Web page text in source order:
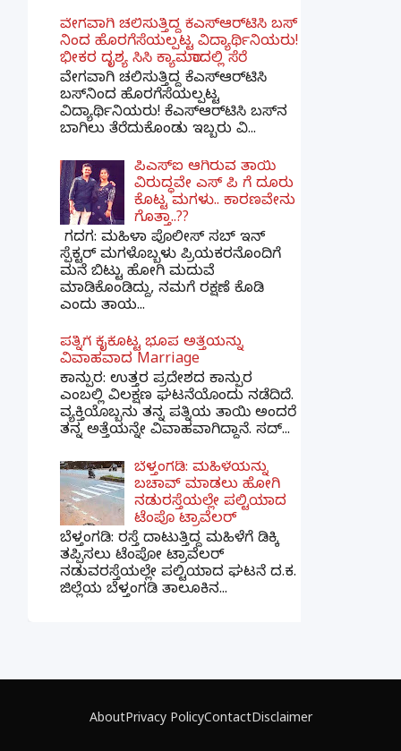
ವೇಗವಾಗಿ ಚಲಿಸುತ್ತಿದ್ದ ಕೆಎಸ್​ಆರ್​ಟಿಸಿ ಬಸ್​
ನಿಂದ ಹೊರಗೆಸೆಯಲ್ಪಟ್ಟ ವಿದ್ಯಾರ್ಥಿನಿಯರು!
ಭೀಕರ ದೃಶ್ಯ ಸಿಸಿ ಕ್ಯಾಮರಾದಲ್ಲಿ ಸೆರೆ
ವೇಗವಾಗಿ ಚಲಿಸುತ್ತಿದ್ದ ಕೆಎಸ್‌ಆರ್‌ಟಿಸಿ
ಬಸ್‌ನಿಂದ ಹೊರಗೆಸೆಯಲ್ಪಟ್ಟ
ವಿದ್ಯಾರ್ಥಿನಿಯರು! ಕೆಎಸ್‌ಆರ್‌ಟಿಸಿ ಬಸ್‌ನ
ಬಾಗಿಲು ತೆರೆದುಕೊಂಡು ಇಬ್ಬರು ವಿ...
ಪಿಎಸ್​ಐ ಆಗಿರುವ ತಾಯಿ
ವಿರುದ್ಧವೇ ಎಸ್ ಪಿ ಗೆ ದೂರು
ಕೊಟ್ಟ ಮಗಳು.. ಕಾರಣವೇನು
ಗೊತ್ತಾ..??
ಗದಗ​: ಮಹಿಳಾ ಪೊಲೀಸ್​ ಸಬ್ ​ಇನ್​
ಸ್ಪೆಕ್ಟರ್​ ಮಗಳೊಬ್ಬಳು ಪ್ರಿಯಕರನೊಂದಿಗೆ
ಮನೆ ಬಿಟ್ಟು ಹೋಗಿ ಮದುವೆ
ಮಾಡಿಕೊಂಡಿದ್ದು, ನಮಗೆ ರಕ್ಷಣೆ ಕೊಡಿ
ಎಂದು ತಾಯ...
ಪತ್ನಿಗೆ ಕೈಕೊಟ್ಟ ಭೂಪ ಅತ್ತೆಯನ್ನು
ವಿವಾಹವಾದ Marriage
ಕಾನ್ಪುರ: ಉತ್ತರ ಪ್ರದೇಶದ ಕಾನ್ಪುರ
ಎಂಬಲ್ಲಿ ವಿಲಕ್ಷಣ ಘಟನೆಯೊಂದು ನಡೆದಿದೆ.
ವ್ಯಕ್ತಿಯೊಬ್ಬನು ತನ್ನ ಪತ್ನಿಯ ತಾಯಿ ಅಂದರೆ
ತನ್ನ ಅತ್ತೆಯನ್ನೇ ವಿವಾಹವಾಗಿದ್ದಾನೆ. ಸದ್...
ಬೆಳ್ತಂಗಡಿ: ಮಹಿಳೆಯನ್ನು
ಬಚಾವ್ ಮಾಡಲು ಹೋಗಿ
ನಡುರಸ್ತೆಯಲ್ಲೇ ಪಲ್ಟಿಯಾದ
ಟೆಂಪೊ ಟ್ರಾವೆಲರ್
ಬೆಳ್ತಂಗಡಿ: ರಸ್ತೆ ದಾಟುತ್ತಿದ್ದ ಮಹಿಳೆಗೆ ಡಿಕ್ಕಿ
ತಪ್ಪಿಸಲು ಟೆಂಪೋ ಟ್ರಾವೆಲರ್
ನಡುವರಸ್ತೆಯಲ್ಲೇ ಪಲ್ಟಿಯಾದ ಘಟನೆ ದ.ಕ.
ಜಿಲ್ಲೆಯ ಬೆಳ್ತಂಗಡಿ ತಾಲೂಕಿನ...
AboutPrivacy PolicyContactDisclaimer
×
📢 ನಮ್ಮ WhatsApp ಗ್ರೂಪ್‌ಗೆ ಸೇರಿ — ತಕ್ಷಣದ